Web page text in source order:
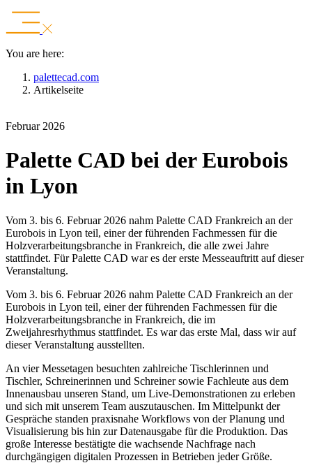
You are here:
palettecad.com
Artikelseite
Februar 2026
Palette CAD bei der Eurobois
in Lyon
Vom 3. bis 6. Februar 2026 nahm Palette CAD Frankreich an der
Eurobois in Lyon teil, einer der führenden Fachmessen für die
Holzverarbeitungsbranche in Frankreich, die alle zwei Jahre
stattfindet. Für Palette CAD war es der erste Messeauftritt auf dieser
Veranstaltung.
Vom 3. bis 6. Februar 2026 nahm Palette CAD Frankreich an der
Eurobois in Lyon teil, einer der führenden Fachmessen für die
Holzverarbeitungsbranche in Frankreich, die im
Zweijahresrhythmus stattfindet. Es war das erste Mal, dass wir auf
dieser Veranstaltung ausstellten.
An vier Messetagen besuchten zahlreiche Tischlerinnen und
Tischler, Schreinerinnen und Schreiner sowie Fachleute aus dem
Innenausbau unseren Stand, um Live-Demonstrationen zu erleben
und sich mit unserem Team auszutauschen. Im Mittelpunkt der
Gespräche standen praxisnahe Workflows von der Planung und
Visualisierung bis hin zur Datenausgabe für die Produktion. Das
große Interesse bestätigte die wachsende Nachfrage nach
durchgängigen digitalen Prozessen in Betrieben jeder Größe.